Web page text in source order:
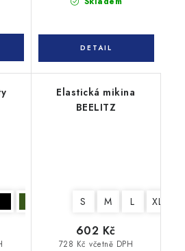
Elastická mikina
BEELITZ
S M L XL
728 Kč včetně DPH
602 Kč